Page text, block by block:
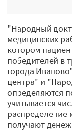
"Народный
медицинских
котором
победителей в
города
центра" и
определяются
учитывается
распределение
получают